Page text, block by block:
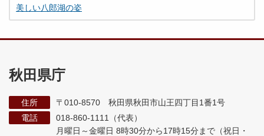
美しい八郎湖の姿
秋田県庁
住所
〒010-8570 秋田県秋田市山王四丁目1番1号
電話
018-860-1111（代表）
月曜日～金曜日 8時30分から17時15分まで （祝日・